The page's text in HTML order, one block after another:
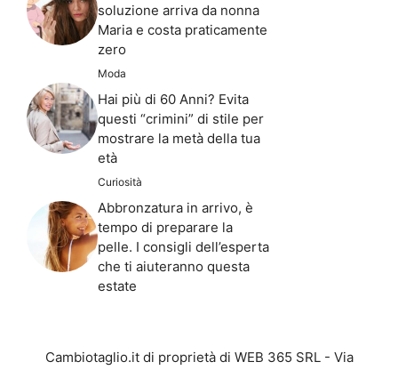
soluzione arriva da nonna
Maria e costa praticamente
zero
Moda
Hai più di 60 Anni? Evita
questi “crimini” di stile per
mostrare la metà della tua
età
Curiosità
Abbronzatura in arrivo, è
tempo di preparare la
pelle. I consigli dell’esperta
che ti aiuteranno questa
estate
Cambiotaglio.it di proprietà di WEB 365 SRL - Via